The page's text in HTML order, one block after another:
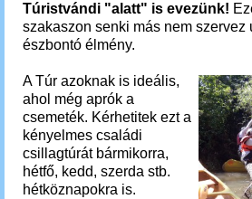
Túristvándi "alatt" is evezünk!
szakaszon senki más nem szervez
észbontó élmény.
A Túr azoknak is ideális,
ahol még aprók a
csemeték. Kérhetitek ezt a
kényelmes családi
csillagtúrát bármikorra,
hétfő, kedd, szerda stb.
hétköznapokra is.